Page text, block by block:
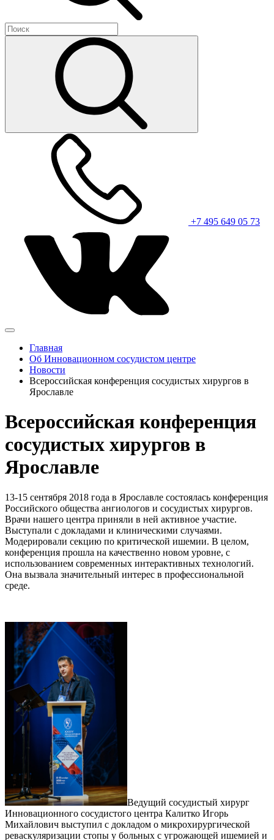
+7 495 649 05 73
Главная
Об Инновационном сосудистом центре
Новости
Всероссийская конференция сосудистых хирургов в
Ярославле
Всероссийская конференция
сосудистых хирургов в
Ярославле
13-15 сентября 2018 года в Ярославле состоялась конференция
Российского общества ангиологов и сосудистых хирургов.
Врачи нашего центра приняли в ней активное участие.
Выступали с докладами и клиническими случаями.
Модерировали секцию по критической ишемии. В целом,
конференция прошла на качественно новом уровне, с
использованием современных интерактивных технологий.
Она вызвала значительный интерес в профессиональной
среде.
Ведущий сосудистый хирург
Инновационного сосудистого центра Калитко Игорь
Михайлович выступил с докладом о микрохирургической
реваскуляризации стопы у больных с угрожающей ишемией и